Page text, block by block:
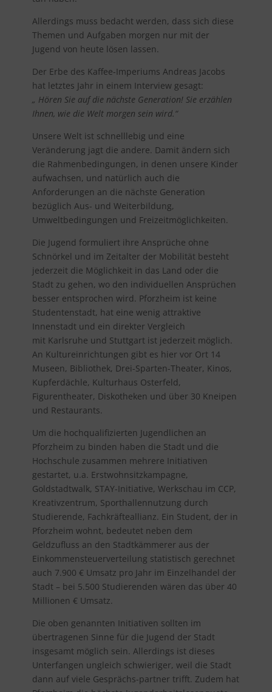
Allerdings muss bedacht werden, dass sich diese
Themen und Aufgaben morgen nur mit der
Jugend von heute lösen lassen.
Der Erbe des Kaffee-Imperiums Andreas Jacobs
hat letztes Jahr in einem Interview gesagt:
„ Hören Sie auf die nächste Generation! Sie erzählen
Ihnen, wie die Welt morgen sein wird.“
Unsere Welt ist schnelllebig und eine
Veränderung jagt die andere. Damit ändern sich
die Rahmenbedingungen, in denen unsere Kinder
aufwachsen, und natürlich auch die
Anforderungen an die nächste Generation
bezüglich Aus- und Weiterbildung,
Umweltbedingungen und Freizeitmöglichkeiten.
Die Jugend formuliert ihre Ansprüche ohne
Schnörkel und im Zeitalter der Mobilität besteht
jederzeit die Möglichkeit in das Land oder die
Stadt zu gehen, wo den individuellen Ansprüchen
besser entsprochen wird. Pforzheim ist keine
Studentenstadt, hat eine wenig attraktive
Innenstadt und ein direkter Vergleich
mit Karlsruhe und Stuttgart ist jederzeit möglich.
An Kultureinrichtungen gibt es hier vor Ort 14
Museen, Bibliothek, Drei-Sparten-Theater, Kinos,
Kupferdächle, Kulturhaus Osterfeld,
Figurentheater, Diskotheken und über 30 Kneipen
und Restaurants.
Um die hochqualifizierten Jugendlichen an
Pforzheim zu binden haben die Stadt und die
Hochschule zusammen mehrere Initiativen
gestartet, u.a. Erstwohnsitzkampagne,
Goldstadtwalk, STAY-Initiative, Werkschau im CCP,
Kreativzentrum, Sporthallennutzung durch
Studierende, Fachkräfteallianz. Ein Student, der in
Pforzheim wohnt, bedeutet neben dem
Geldzufluss an den Stadtkämmerer aus der
Einkommensteuerverteilung statistisch gerechnet
auch 7.900 € Umsatz pro Jahr im Einzelhandel der
Stadt – bei 5.500 Studierenden wären das über 40
Millionen € Umsatz.
Die oben genannten Initiativen sollten im
übertragenen Sinne für die Jugend der Stadt
insgesamt möglich sein. Allerdings ist dieses
Unterfangen ungleich schwieriger, weil die Stadt
dann auf viele Gesprächs-partner trifft. Zudem hat